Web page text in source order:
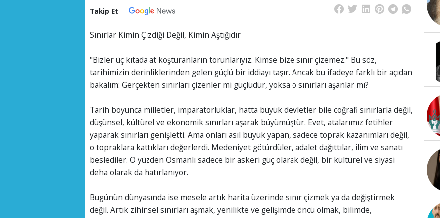
Takip Et
Sınırlar Kimin Çizdiği Değil, Kimin Aştığıdır
"Bizler üç kıtada at koşturanların torunlarıyız. Kimse bize sınır çizemez." Bu söz,
tarihimizin derinliklerinden gelen güçlü bir iddiayı taşır. Ancak bu ifadeye farklı bir açıdan
bakalım: Gerçekten sınırları çizenler mi güçlüdür, yoksa o sınırları aşanlar mı?
Tarih boyunca milletler, imparatorluklar, hatta büyük devletler bile coğrafi sınırlarla değil,
düşünsel, kültürel ve ekonomik sınırları aşarak büyümüştür. Evet, atalarımız fetihler
yaparak sınırları genişletti. Ama onları asıl büyük yapan, sadece toprak kazanımları değil,
o topraklara kattıkları değerlerdi. Medeniyet götürdüler, adalet dağıttılar, ilim ve sanatı
beslediler. O yüzden Osmanlı sadece bir askeri güç olarak değil, bir kültürel ve siyasi
deha olarak da hatırlanıyor.
Bugünün dünyasında ise mesele artık harita üzerinde sınır çizmek ya da değiştirmek
değil. Artık zihinsel sınırları aşmak, yenilikte ve gelişimde öncü olmak, bilimde,